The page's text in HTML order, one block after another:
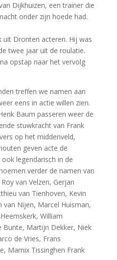
Dijkhuizen, een trainer die
onder zijn hoede had.
uit Dronten acteren. Hij was
twee jaar uit de roulatie.
opstap naar het vervolg
treffen we namen aan
eens in actie willen zien.
Baum passeren weer de
stuwkracht van Frank
op het middenveld,
geven acte de
legendarisch in de
verder de namen van
van Velzen, Gerjan
van Tienhoven, Kevin
van Nijen, Marcel Huisman,
William
Bunte, Martijn Dekker, Niek
de Vries, Frans
Marnix Tissinghen Frank